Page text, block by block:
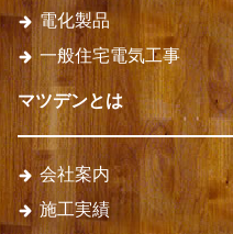
電化製品
一般住宅電気工事
マツデンとは
会社案内
施工実績